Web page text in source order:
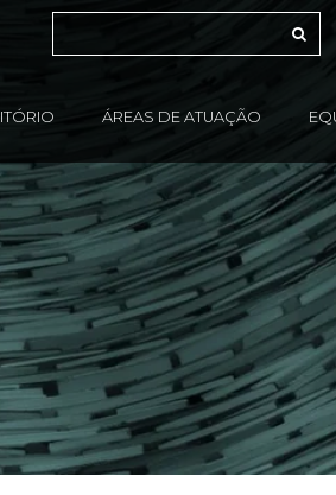
ÁREAS DE ATUAÇÃO